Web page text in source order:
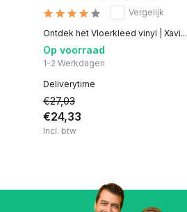
Vergelijk
Ontdek het Vloerkleed vinyl | Xavi...
Op voorraad
1-2 Werkdagen
Deliverytime
€27,03
€24,33
Incl. btw